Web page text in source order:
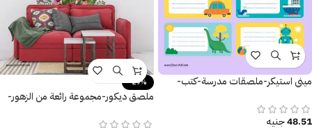
ميني استيكر-ملصقات مدرسة-كتب-
48.51جنيه
-29%
ملصق ديكور-مجموعة رائعة من الزهور-